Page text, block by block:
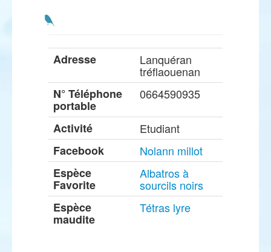
Adresse Lanquéran
tréflaouenan
N° Téléphone
portable
0664590935
Activité
Etudiant
Facebook
Nolann millot
Espèce
Favorite
Albatros à
sourcils noirs
Espèce
maudite
Tétras lyre